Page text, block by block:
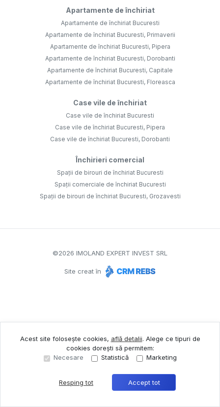
Sună acum Solicită vizionare
Apartamente de închiriat
Apartamente de închiriat Bucuresti
Apartamente de închiriat Bucuresti, Primaverii
Apartamente de închiriat Bucuresti, Pipera
Apartamente de închiriat Bucuresti, Dorobanti
Apartamente de închiriat Bucuresti, Capitale
Apartamente de închiriat Bucuresti, Floreasca
Case vile de închiriat
Case vile de închiriat Bucuresti
Case vile de închiriat Bucuresti, Pipera
Case vile de închiriat Bucuresti, Dorobanti
Închirieri comercial
Spații de birouri de închiriat Bucuresti
Spații comerciale de închiriat Bucuresti
Spații de birouri de închiriat Bucuresti, Grozavesti
©2026 IMOLAND EXPERT INVEST SRL
Site creat în
Acest site folosește cookies, află detalii. Alege ce tipuri de
cookies dorești să permitem:
Necesare
Statistică Marketing
Resping tot Accept tot